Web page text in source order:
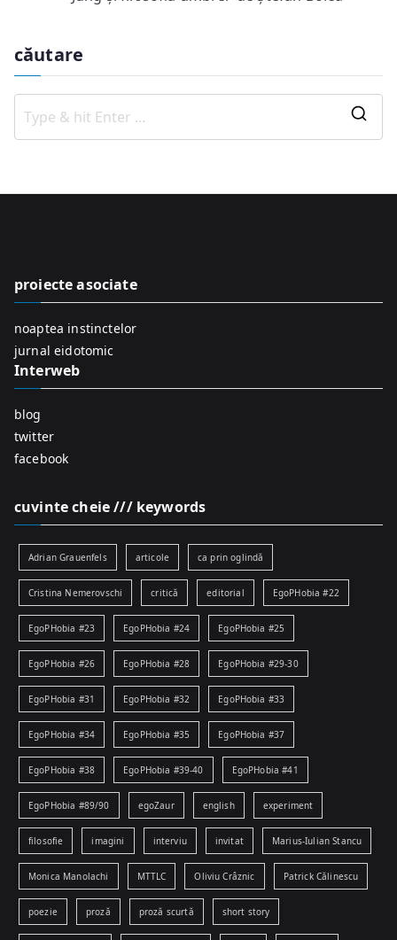
căutare
o
proiecte asociate
noaptea instinctelor
jurnal eidotomic
Interweb
blog
twitter
facebook
cuvinte cheie /// keywords
Adrian Grauenfels articole ca prin oglindă
Cristina Nemerovschi critică editorial EgoPHobia #22
EgoPHobia #23 EgoPHobia #24 EgoPHobia #25
EgoPHobia #26 EgoPHobia #28 EgoPHobia #29-30
EgoPHobia #31 EgoPHobia #32 EgoPHobia #33
EgoPHobia #34 EgoPHobia #35 EgoPHobia #37
EgoPHobia #38 EgoPHobia #39-40 EgoPHobia #41
EgoPHobia #89/90 egoZaur english experiment
filosofie imagini interviu invitat Marius-Iulian Stancu
Monica Manolachi MTTLC Oliviu Crâznic Patrick Călinescu
poezie proză proză scurtă short story